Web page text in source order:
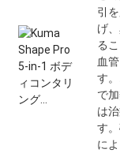
引
げ
る
血
す
で
は
す
に